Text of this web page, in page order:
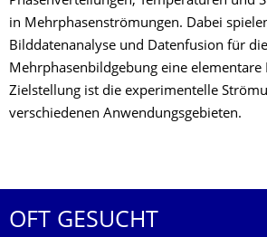
in Mehrphasenströmungen. Dabei
Bilddatenanalyse und Datenfusion für
Mehrphasenbildgebung eine elementare
Zielstellung ist die experimentelle
verschiedenen Anwendungsgebieten.
OFT GESUCHT